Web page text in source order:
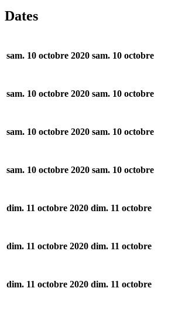
Dates
sam. 10 octobre 2020 sam. 10 octobre
sam. 10 octobre 2020 sam. 10 octobre
sam. 10 octobre 2020 sam. 10 octobre
sam. 10 octobre 2020 sam. 10 octobre
dim. 11 octobre 2020 dim. 11 octobre
dim. 11 octobre 2020 dim. 11 octobre
dim. 11 octobre 2020 dim. 11 octobre